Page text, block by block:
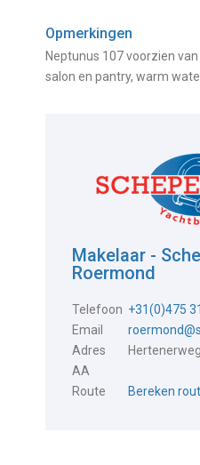
Opmerkingen
Neptunus 107 voorzien
salon en pantry, warm
Makelaar -
Roermond
Telefoon +31(0)475
Email
Adres
AA
Route
Bereken